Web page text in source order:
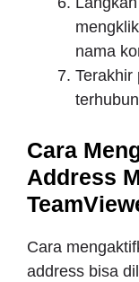
nama
Terakhir
Cara
Address
Cara
address bisa